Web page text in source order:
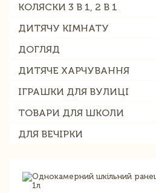
КОЛЯСКИ 3 В 1, 2 В 1
ДИТЯЧУ КІМНАТУ
ДОГЛЯД
ДИТЯЧЕ ХАРЧУВАННЯ
ІГРАШКИ ДЛЯ ВУЛИЦІ
ТОВАРИ ДЛЯ ШКОЛИ
ДЛЯ ВЕЧІРКИ